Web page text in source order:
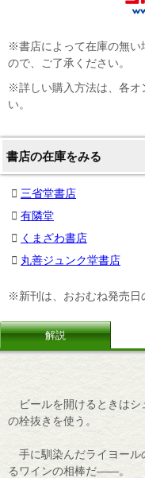
※書店によって在庫の無い
ので、ご了承ください。
※詳しい購入方法は、各オ
い。
書店の在庫をみる
三省堂書店
有隣堂
くまざわ書店
丸善ジュンク堂書店
※新刊は、おおむね発売日
解説
ビールを開けるときはシ
の栓抜きを使う。
手に馴染んだライヨール
るワインの相棒だ――。